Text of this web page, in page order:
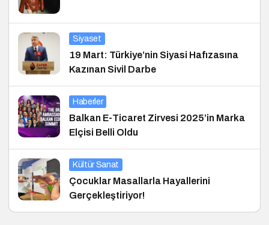
Siyaset
19 Mart: Türkiye’nin Siyasi Hafızasına
Kazınan Sivil Darbe
Haberler
Balkan E-Ticaret Zirvesi 2025’in Marka
Elçisi Belli Oldu
Kültür Sanat
Çocuklar Masallarla Hayallerini
Gerçekleştiriyor!